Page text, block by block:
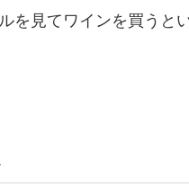
を見てワインを買うと